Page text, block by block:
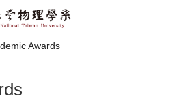
Awards